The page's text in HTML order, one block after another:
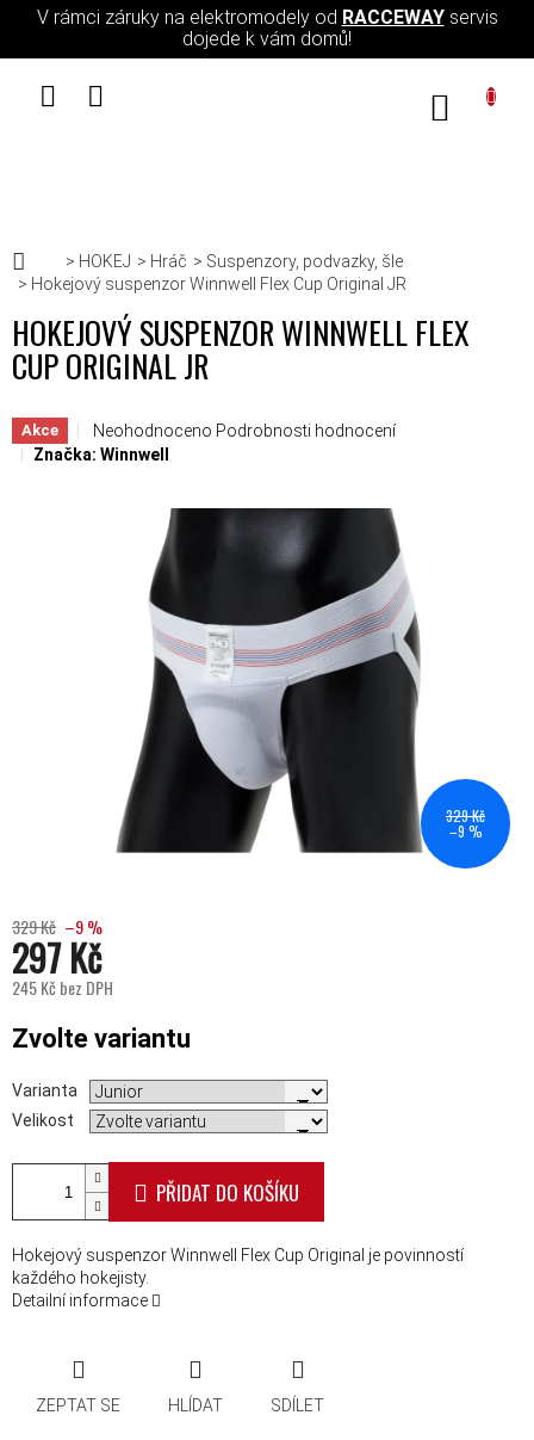
Přejít na obsah
V rámci záruky na elektromodely od RACCEWAYservis
dojede k vám domů!
Domů
HOKEJ Hráč
Suspenzory, podvazky, šle
Hokejový suspenzor Winnwell Flex Cup Original JR
HOKEJOVÝ SUSPENZOR WINNWELL FLEX
CUP ORIGINAL JR
Akce Průměrné hodnocení produktu je 0,0 z 5 hvězdiček.
Neohodnoceno Podrobnosti hodnocení
Značka: Winnwell
329 Kč
–9 %
329 Kč –9 %
297 Kč
245 Kč bez DPH
Zvolte variantu
Varianta
Velikost
PŘIDAT DO KOŠÍKU
Hokejový suspenzor Winnwell Flex Cup Original je povinností
každého hokejisty.
Detailní informace
ZEPTAT SE HLÍDAT SDÍLET